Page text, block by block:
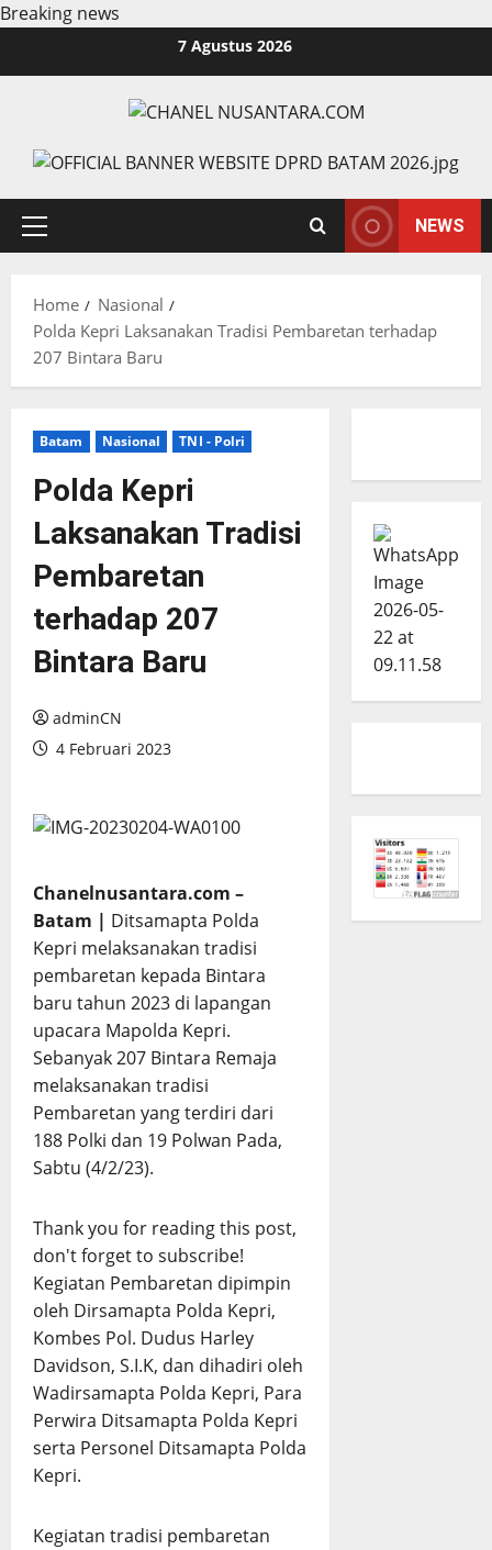
Breaking news
7 Agustus 2026
Primary
NEWS
Home
Nasional
Polda Kepri Laksanakan Tradisi Pembaretan terhadap
207 Bintara Baru
Batam Nasional TNI - Polri
Polda Kepri
Laksanakan Tradisi
Pembaretan
terhadap 207
Bintara Baru
adminCN
4 Februari 2023
Chanelnusantara.com –
Batam | Ditsamapta Polda
Kepri melaksanakan tradisi
pembaretan kepada Bintara
baru tahun 2023 di lapangan
upacara Mapolda Kepri.
Sebanyak 207 Bintara Remaja
melaksanakan tradisi
Pembaretan yang terdiri dari
188 Polki dan 19 Polwan Pada,
Sabtu (4/2/23).
Thank you for reading this post,
don't forget to subscribe!
Kegiatan Pembaretan dipimpin
oleh Dirsamapta Polda Kepri,
Kombes Pol. Dudus Harley
Davidson, S.I.K, dan dihadiri oleh
Wadirsamapta Polda Kepri, Para
Perwira Ditsamapta Polda Kepri
serta Personel Ditsamapta Polda
Kepri.
Kegiatan tradisi pembaretan